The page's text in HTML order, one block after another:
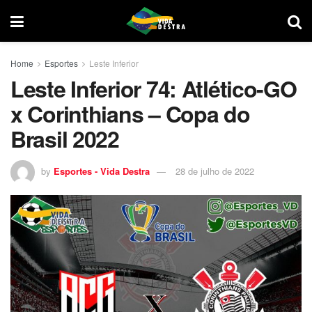
Home Esportes Leste Inferior
Leste Inferior 74: Atlético-GO
x Corinthians – Copa do
Brasil 2022
by Esportes - Vida Destra 28 de julho de 2022